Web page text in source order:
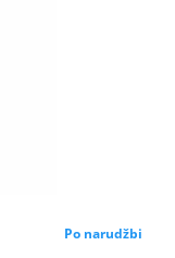
Po narudžbi